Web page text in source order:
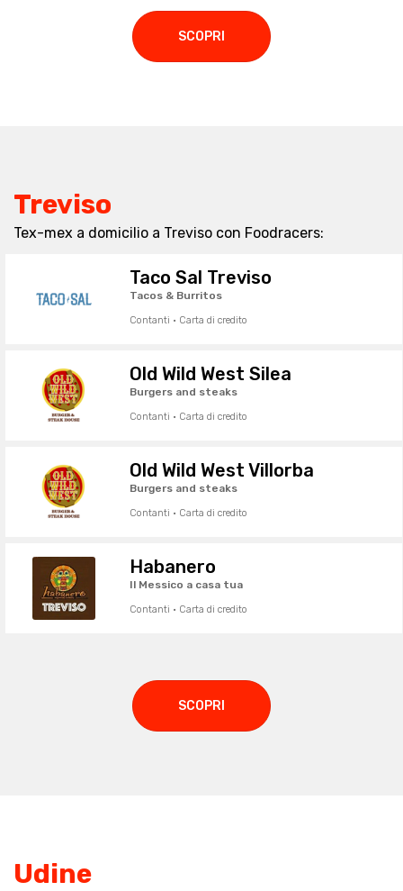
SCOPRI
Treviso
Tex-mex a domicilio a Treviso con Foodracers:
Taco Sal Treviso
Tacos & Burritos
Contanti · Carta di credito
Old Wild West Silea
Burgers and steaks
Contanti · Carta di credito
Old Wild West Villorba
Burgers and steaks
Contanti · Carta di credito
Habanero
Il Messico a casa tua
Contanti · Carta di credito
SCOPRI
Udine